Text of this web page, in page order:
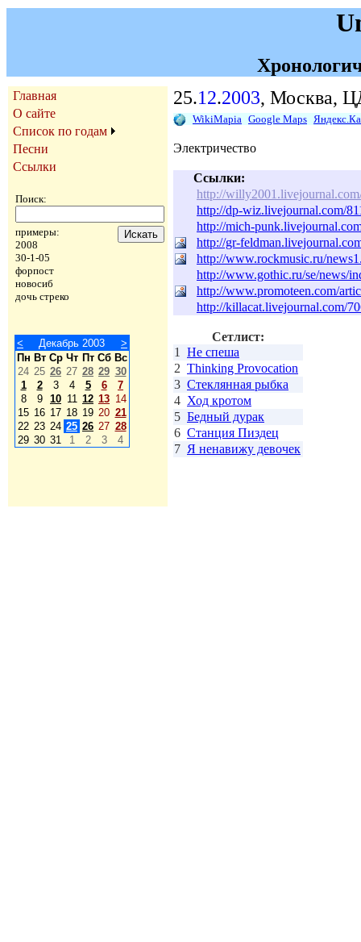
Главная
О сайте
Список по годам
Песни
Ссылки
Поиск:
примеры:
2008
30-1-05
форпост
новосиб
дочь стреко
< Декабрь 2003
>
Пн Вт Ср Чт Пт Сб Вс
24 25 26 27 28 29 30
1
2 3 4 5 6
7
8
9 10 11 12 13 14
15 16 17 18 19 20 21
22 23 24 25 26 27 28
29 30 31 1 2 3 4
25.12.2003, Москва,
WikiMapia Google Maps
Электричество
Ссылки:
http://
http://dp-wiz.livejournal.com/
http://mich-
http://gr-
http://www.rockmusic.ru/
http://www.gothic.ru/se/news/
http://www.promoteen.com/
http://killacat.livejournal.com/
Сетлист:
1
Не спеша
2 Thinking Provocation
3 Стеклянная рыбка
4 Ход кротом
5 Бедный дурак
6 Станция Пиздец
7 Я ненавижу девочек